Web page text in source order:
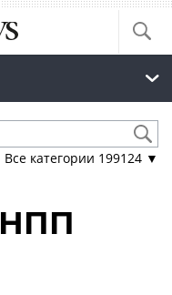
Все категории 199124 ▼